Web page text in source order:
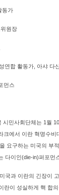
동가
원장
연합 활동가, 아샤 다
먼스
시민사회단체는 1월
크에서 이란 혁명수
요구하는 미국의 부
다이인(die-in)퍼포먼
국과 이란의 긴장이
란이 성실하게 핵 합